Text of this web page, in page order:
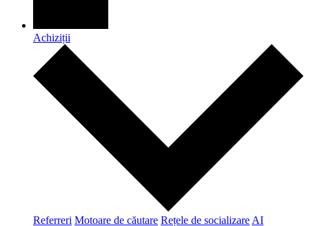
Achiziții
Referreri Motoare de căutare Rețele de socializare AI